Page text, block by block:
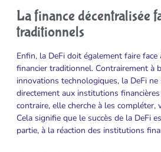
La finance décentralisée
traditionnels
Enfin, la DeFi doit également faire
financier traditionnel. Contrairement à
innovations technologiques, la DeFi ne
directement aux institutions
contraire, elle cherche à les compléter,
Cela signifie que le succès de la DeFi
partie, à la réaction des institutions